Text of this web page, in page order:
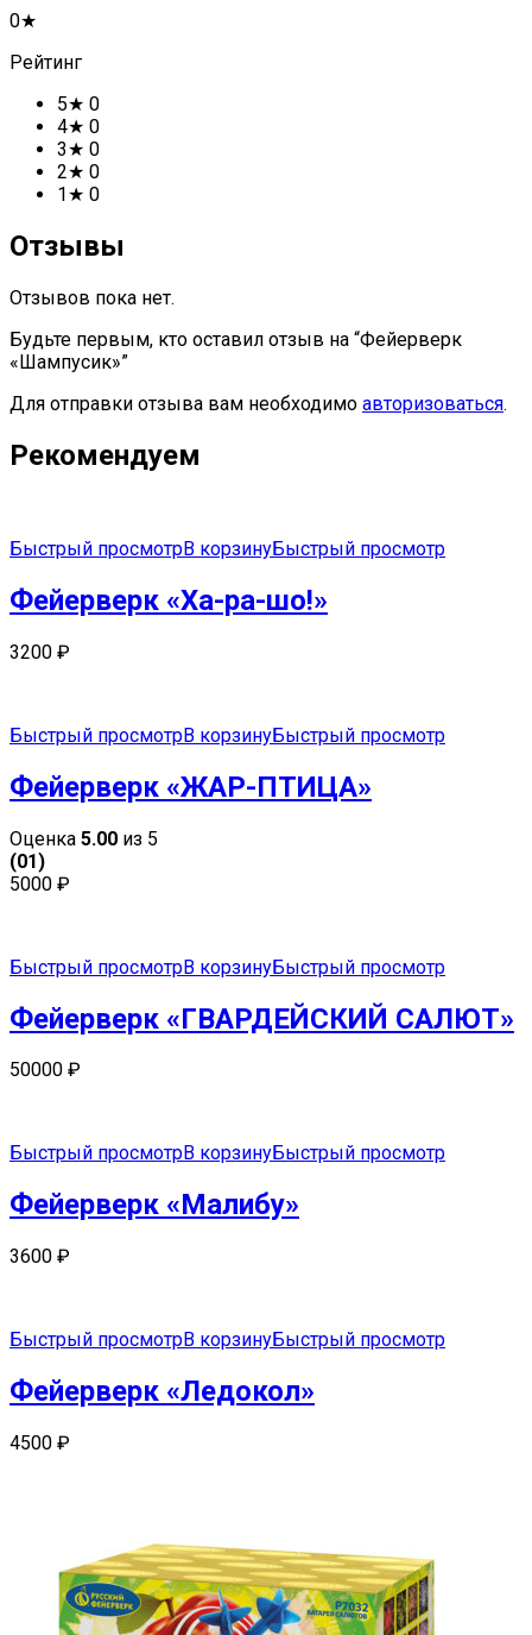
0★
Рейтинг
5★ 0
4★ 0
3★ 0
2★ 0
1★ 0
Отзывы
Отзывов пока нет.
Будьте первым, кто оставил отзыв на “Фейерверк
«Шампусик»”
Для отправки отзыва вам необходимо авторизоваться.
Рекомендуем
Быстрый просмотрВ корзинуБыстрый просмотр
Фейерверк «Ха-ра-шо!»
3200 ₽
Быстрый просмотрВ корзинуБыстрый просмотр
Фейерверк «ЖАР-ПТИЦА»
Оценка 5.00 из 5
(01)
5000 ₽
Быстрый просмотрВ корзинуБыстрый просмотр
Фейерверк «ГВАРДЕЙСКИЙ САЛЮТ»
50000 ₽
Быстрый просмотрВ корзинуБыстрый просмотр
Фейерверк «Малибу»
3600 ₽
Быстрый просмотрВ корзинуБыстрый просмотр
Фейерверк «Ледокол»
4500 ₽